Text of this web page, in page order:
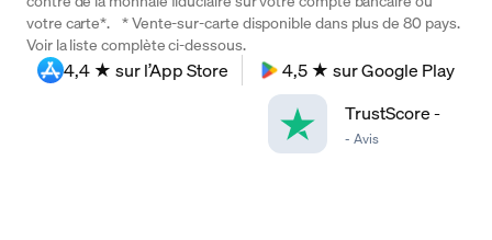
Language
votre carte*. * Vente-sur-carte disponible dans plus de 80 pays.
Voir la liste complète ci-dessous.
4,4 ★ sur l’App Store
4,5 ★ sur Google Play
TrustScore-
- Avis